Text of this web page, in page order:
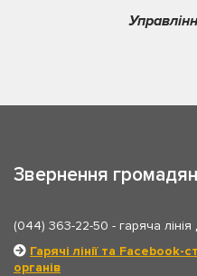
Звернення громадян
(044) 363-22-50 - гаряча
Гарячі лінії та Facebook-
органів